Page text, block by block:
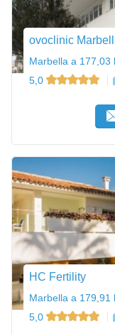
ovoclinic
Marbella a 177,03
5,0
HC Fertility
Marbella a 179,91
5,0